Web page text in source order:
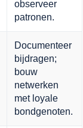
observeer
patronen.
Documenteer
bijdragen;
bouw
netwerken
met loyale
bondgenoten.